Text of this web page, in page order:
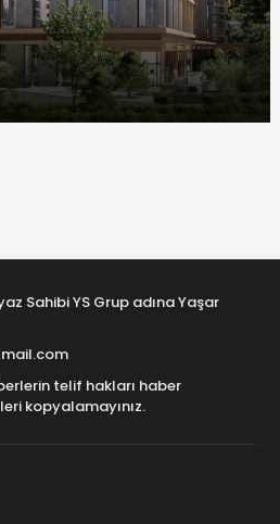
Sahibi YS Grup adına Yaşar
telif hakları haber
kopyalamayınız.